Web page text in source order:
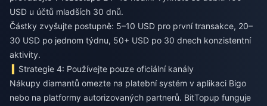
USD u účtů mladších 30 dnů.
Částky zvyšujte postupně: 5–10 USD pro první transakce, 20–
30 USD po jednom týdnu, 50+ USD po 30 dnech konzistentní
aktivity.
Strategie 4: Používejte pouze oficiální kanály
Nákupy diamantů omezte na platební systém v aplikaci Bigo
nebo na platformy autorizovaných partnerů. BitTopup funguje